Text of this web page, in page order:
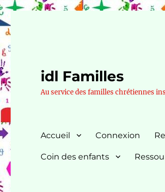
idl Familles
Au service des familles chrétiennes
Accueil Connexion
Coin des enfants